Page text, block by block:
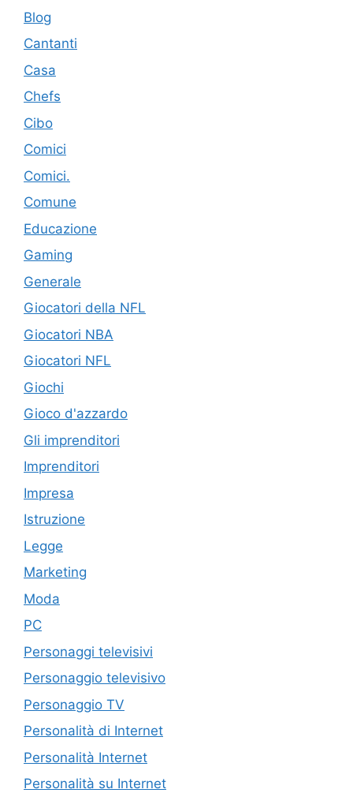
Blog
Cantanti
Casa
Chefs
Cibo
Comici
Comici.
Comune
Educazione
Gaming
Generale
Giocatori della NFL
Giocatori NBA
Giocatori NFL
Giochi
Gioco d'azzardo
Gli imprenditori
Imprenditori
Impresa
Istruzione
Legge
Marketing
Moda
PC
Personaggi televisivi
Personaggio televisivo
Personaggio TV
Personalità di Internet
Personalità Internet
Personalità su Internet